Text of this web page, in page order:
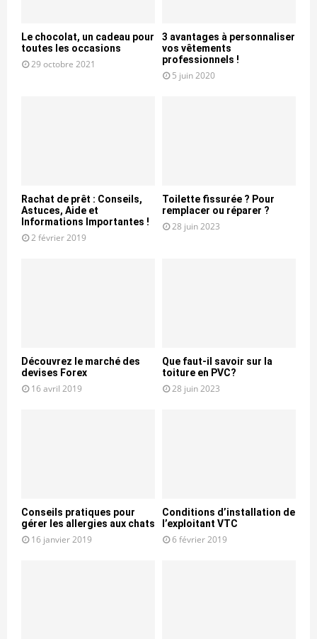
Le chocolat, un cadeau pour
toutes les occasions
29 octobre 2021
3 avantages à personnaliser
vos vêtements
professionnels !
5 juin 2020
Rachat de prêt : Conseils,
Astuces, Aide et
Informations Importantes !
2 février 2019
Toilette fissurée ? Pour
remplacer ou réparer ?
28 juin 2023
Découvrez le marché des
devises Forex
16 avril 2019
Que faut-il savoir sur la
toiture en PVC?
28 juin 2023
Conseils pratiques pour
gérer les allergies aux chats
16 janvier 2019
Conditions d’installation de
l’exploitant VTC
6 février 2019